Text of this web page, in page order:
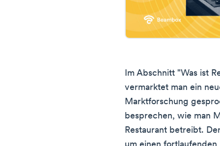
Im Abschnitt "Was ist
vermarktet man ein
Marktforschung
besprechen, wie man
Restaurant betreibt.